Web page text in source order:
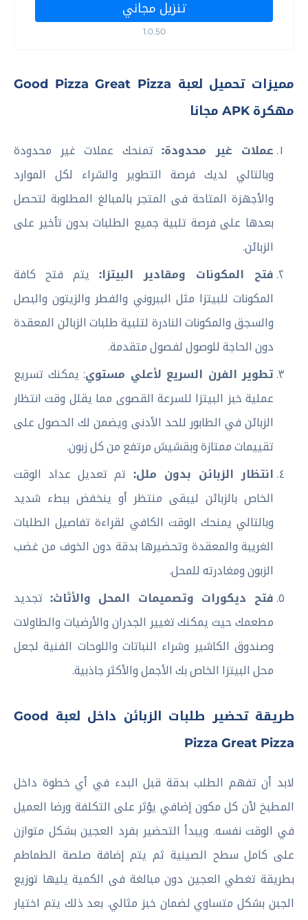
تنزيل مجاني
1.0.50
مميزات تحميل لعبة Good Pizza Great Pizza
مهكرة APK مجانا
عملات غير محدودة: تمنحك عملات غير محدودة
وبالتالي لديك فرصة التطوير والشراء لكل الموارد
والأجهزة المتاحة فى المتجر بالمبالغ المطلوبة لتحصل
بعدها على فرصة تلبية جميع الطلبات بدون تأخير على
الزبائن.
فتح المكونات ومقادير البيتزا: يتم فتح كافة
المكونات للبيتزا مثل الببروني والفطر والزيتون والبصل
والسجق والمكونات النادرة لتلبية طلبات الزبائن المعقدة
دون الحاجة للوصول لفصول متقدمة.
تطوير الفرن السريع لأعلي مستوي: يمكنك تسريع
عملية خبز البيتزا للسرعة القصوى مما يقلل وقت انتظار
الزبائن في الطابور للحد الأدنى ويضمن لك الحصول على
تقييمات ممتازة وبقشيش مرتفع من كل زبون.
انتظار الزبائن بدون ملل: تم تعديل عداد الوقت
الخاص بالزبائن ليبقى منتظر أو ينخفض ببطء شديد
وبالتالي يمنحك الوقت الكافي لقراءة تفاصيل الطلبات
الغريبة والمعقدة وتحضيرها بدقة دون الخوف من غضب
الزبون ومغادرته للمحل.
فتح ديكورات وتصميمات المحل والأثاث: تجديد
مطعمك حيث يمكنك تغيير الجدران والأرضيات والطاولات
وصندوق الكاشير وشراء النباتات واللوحات الفنية لجعل
محل البيتزا الخاص بك الأجمل والأكثر جاذبية.
طريقة تحضير طلبات الزبائن داخل لعبة Good
Pizza Great Pizza
لابد أن تفهم الطلب بدقة قبل البدء في أي خطوة داخل
المطبخ لأن كل مكون إضافي يؤثر على التكلفة ورضا العميل
في الوقت نفسه. ويبدأ التحضير بفرد العجين بشكل متوازن
على كامل سطح الصينية ثم يتم إضافة صلصة الطماطم
بطريقة تغطي العجين دون مبالغة فى الكمية يليها توزيع
الجبن بشكل متساوي لضمان خبز مثالي. بعد ذلك يتم اختيار